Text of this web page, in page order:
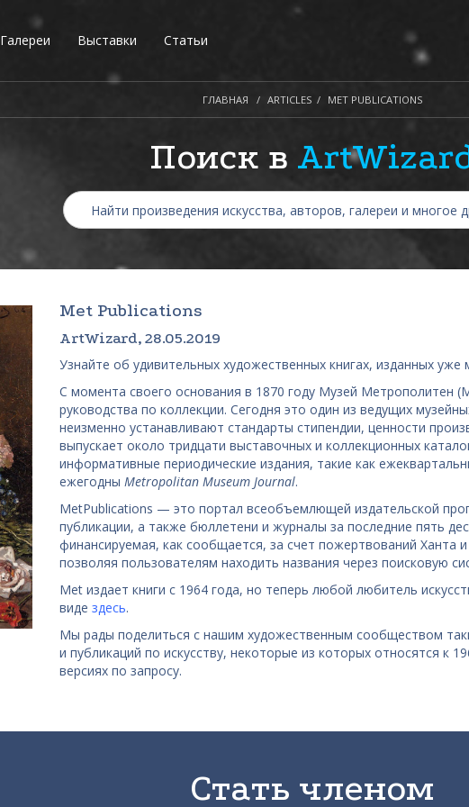
Галереи Выставки Статьи
ГЛАВНАЯ ARTICLES MET PUBLICATIONS
Поиск в
Met Publications
ArtWizard, 28.05.2019
Узнайте об удивительных художественных книгах, изданных
С момента своего основания в 1870 году Музей Метрополитен
руководства по коллекции. Сегодня это один из ведущих
неизменно устанавливают стандарты стипендии, ценности
выпускает около тридцати выставочных и коллекционных
информативные периодические издания, такие как
ежегодны Metropolitan Museum Journal.
MetPublications — это портал всеобъемлющей издательской
публикации, а также бюллетени и журналы за последние пять
финансируемая, как сообщается, за счет пожертвований Ханта
позволяя пользователям находить названия через поисковую
Met издает книги с 1964 года, но теперь любой любитель
виде здесь.
Мы рады поделиться с нашим художественным сообществом
и публикаций по искусству, некоторые из которых относятся к
версиях по запросу.
Стать членом